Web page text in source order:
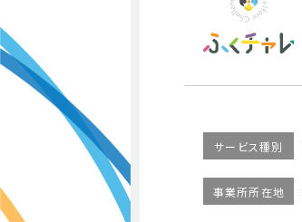
サービス種別
事業所所在地